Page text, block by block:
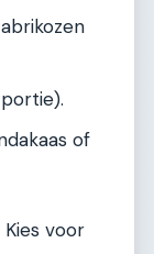
of
voor